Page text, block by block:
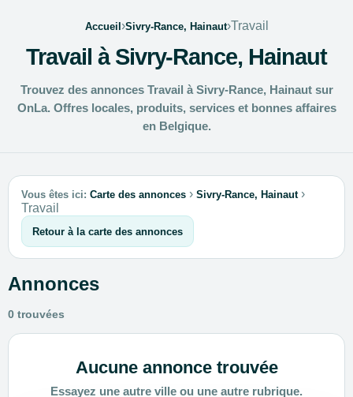
Accueil›Sivry-Rance, Hainaut›Travail
Travail à Sivry-Rance, Hainaut
Trouvez des annonces Travail à Sivry-Rance, Hainaut sur
OnLa. Offres locales, produits, services et bonnes affaires
en Belgique.
Vous êtes ici: Carte des annonces › Sivry-Rance, Hainaut ›
Travail
Retour à la carte des annonces
Annonces
0 trouvées
Aucune annonce trouvée
Essayez une autre ville ou une autre rubrique.